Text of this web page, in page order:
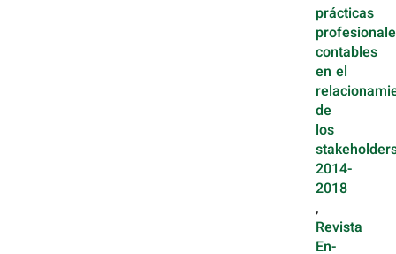
prácticas
contables
en el
de
los
2014-
2018
,
Revista
En-